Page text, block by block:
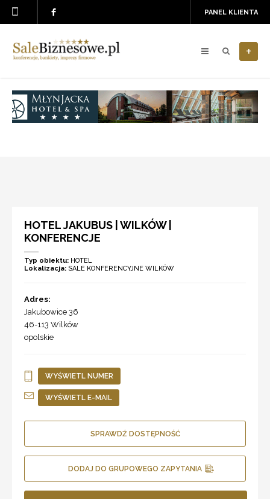
PANEL KLIENTA
+
HOTEL JAKUBUS | WILKÓW |
KONFERENCJE
Typ obiektu: HOTEL
Lokalizacja: SALE KONFERENCYJNE WILKÓW
Adres:
Jakubowice 36
46-113 Wilków
opolskie
WYŚWIETL NUMER
WYŚWIETL E-MAIL
SPRAWDŹ DOSTĘPNOŚĆ
DODAJ DO GRUPOWEGO ZAPYTANIA